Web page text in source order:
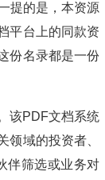
提的是，本资源
平台上的同款资
份名录都是一份
该PDF文档系统
域的投资者、
伴筛选或业务对